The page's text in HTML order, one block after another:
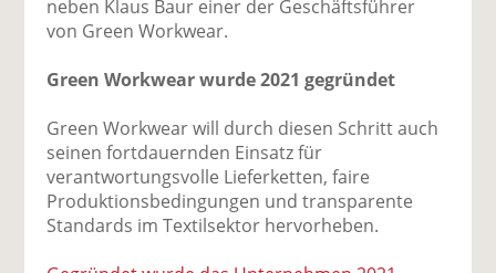
neben Klaus Baur einer der Geschäftsführer
von Green Workwear.
Green Workwear wurde 2021 gegründet
Green Workwear will durch diesen Schritt auch
seinen fortdauernden Einsatz für
verantwortungsvolle Lieferketten, faire
Produktionsbedingungen und transparente
Standards im Textilsektor hervorheben.